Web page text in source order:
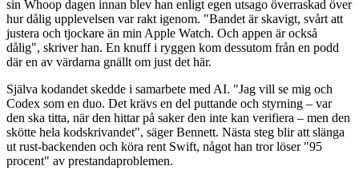
sin Whoop dagen innan blev han enligt egen utsago överraskad över
hur dålig upplevelsen var rakt igenom. "Bandet är skavigt, svårt att
justera och tjockare än min Apple Watch. Och appen är också
dålig", skriver han. En knuff i ryggen kom dessutom från en podd
där en av värdarna gnällt om just det här.
Själva kodandet skedde i samarbete med AI. "Jag vill se mig och
Codex som en duo. Det krävs en del puttande och styrning – var
den ska titta, när den hittar på saker den inte kan verifiera – men den
skötte hela kodskrivandet", säger Bennett. Nästa steg blir att slänga
ut rust-backenden och köra rent Swift, något han tror löser "95
procent" av prestandaproblemen.